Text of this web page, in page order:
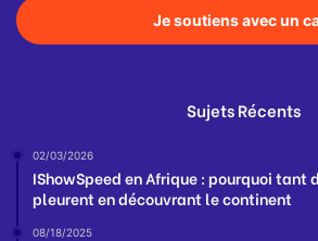
Je soutiens avec un
Sujets Récents
02/03/2026
IShowSpeed en Afrique : pourquoi tant
pleurent en découvrant le continent
08/18/2025